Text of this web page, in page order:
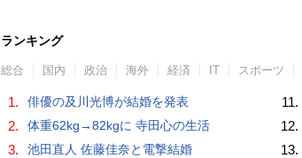
ランキング
総合 国内 政治 海外 経済 IT スポーツ
1. 俳優の及川光博が結婚を発表
2. 体重62kg→82kgに 寺田心の生活
3. 池田直人 佐藤佳奈と電撃結婚
11.
12.
13.